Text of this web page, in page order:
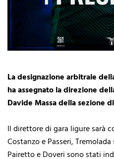
La designazione arbitrale
ha assegnato la direzione
Davide Massa della sezione
Il direttore di gara ligure sarà
Costanzo e Passeri,
Pairetto e Doveri sono stati